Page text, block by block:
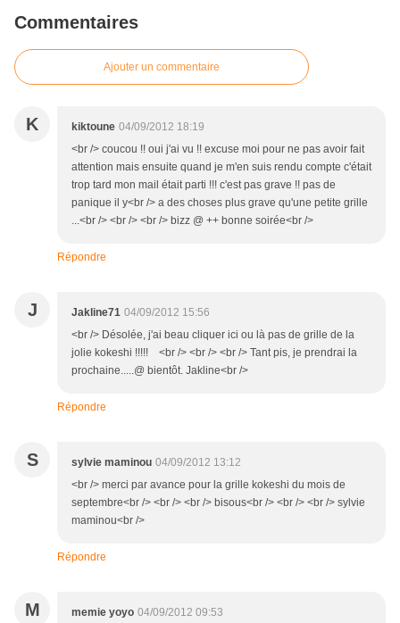
Commentaires
Ajouter un commentaire
K kiktoune 04/09/2012 18:19
<br /> coucou !! oui j'ai vu !! excuse moi pour ne pas avoir fait
attention mais ensuite quand je m'en suis rendu compte c'était
trop tard mon mail était parti !!! c'est pas grave !! pas de
panique il y<br /> a des choses plus grave qu'une petite grille
...<br /> <br /> <br /> bizz @ ++ bonne soirée<br />
Répondre
J Jakline71 04/09/2012 15:56
<br /> Désolée, j'ai beau cliquer ici ou là pas de grille de la
jolie kokeshi !!!!! <br /> <br /> <br /> Tant pis, je prendrai la
prochaine.....@ bientôt. Jakline<br />
Répondre
S sylvie maminou 04/09/2012 13:12
<br /> merci par avance pour la grille kokeshi du mois de
septembre<br /> <br /> <br /> bisous<br /> <br /> <br /> sylvie
maminou<br />
Répondre
M memie yoyo 04/09/2012 09:53